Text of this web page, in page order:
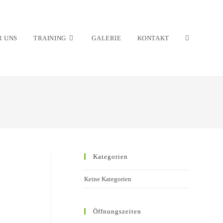
UNS TRAINING GALERIE KONTAKT
Kategorien
Keine Kategorien
Öffnungszeiten